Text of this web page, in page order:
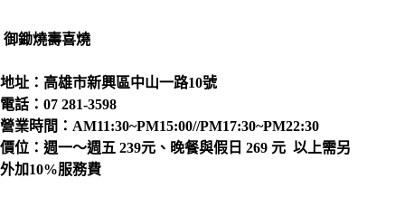
御鋤燒壽喜燒
地址：高雄市新興區中山一路10號
電話：07 281-3598
營業時間：AM11:30~PM15:00//PM17:30~PM22:30
價位：週一～週五 239元、晚餐與假日 269 元 以上需另
外加10%服務費